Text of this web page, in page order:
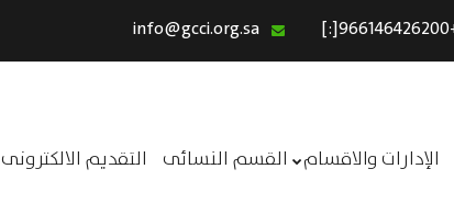
الإدارات والاقسام القسم النسائى التقديم الالكترونى
الرئيسية
عن الغرفة